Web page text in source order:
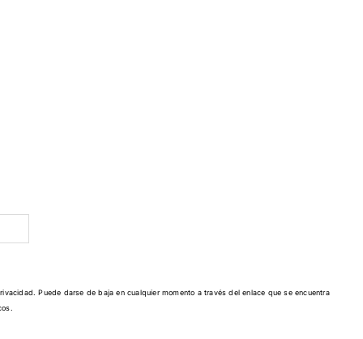
. Puede darse de baja en cualquier momento a través del enlace que se encuentra